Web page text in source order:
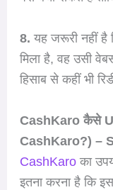
8. यह जरूरी नहीं
मिला है, वह उसी
हिसाब से कहीं भी
CashKaro कैसे
CashKaro?) –
CashKaroका
इतना करना है कि